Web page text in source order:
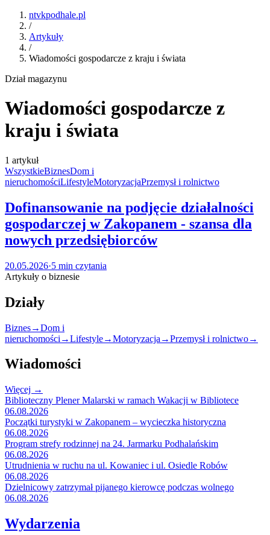
ntvkpodhale.pl
/
Artykuły
/
Wiadomości gospodarcze z kraju i świata
Dział magazynu
Wiadomości gospodarcze z
kraju i świata
1 artykuł
WszystkieBiznesDom i
nieruchomościLifestyleMotoryzacjaPrzemysł i rolnictwo
Dofinansowanie na podjęcie działalności
gospodarczej w Zakopanem - szansa dla
nowych przedsiębiorców
20.05.2026·5 min czytania
Artykuły o biznesie
Działy
Biznes→Dom i
nieruchomości →Lifestyle→Motoryzacja →Przemysł i rolnictwo→
Wiadomości
Więcej →
Biblioteczny Plener Malarski w ramach Wakacji w Bibliotece
06.08.2026
Początki turystyki w Zakopanem – wycieczka historyczna
06.08.2026
Program strefy rodzinnej na 24. Jarmarku Podhalańskim
06.08.2026
Utrudnienia w ruchu na ul. Kowaniec i ul. Osiedle Robów
06.08.2026
Dzielnicowy zatrzymał pijanego kierowcę podczas wolnego
06.08.2026
Wydarzenia